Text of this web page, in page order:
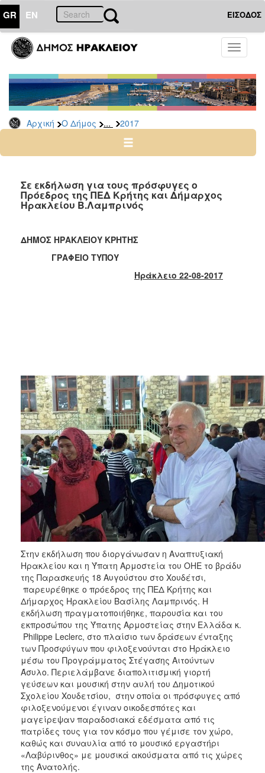
GR EN ΕΙΣΟΔΟΣ
Toggle
Αρχική Ο Δήμος ... 2017
ΔΗΜΟΣ
Δελτία
Τύπου
Αρχείο
2026
2024
2022
2021
2011
2010
2006
ΤΟΠΟΣ
ΠΟΛΙΤΙΣΜΟΣ
ΑΝΘΕΚΤΙΚΗ
Σε εκδήλωση για τους πρόσφυγες ο
Πρόεδρος της ΠΕΔ Κρήτης και Δήμαρχος
Ηρακλείου Β.Λαμπρινός
ΔΗΜΟΣ ΗΡΑΚΛΕΙΟΥ ΚΡΗΤΗΣ
ΓΡΑΦΕΙΟ ΤΥΠΟΥ
Ηράκλειο 22-08-2017
Στην εκδήλωση που διοργάνωσαν η Αναπτυξιακή
Ηρακλείου και η Ύπατη Αρμοστεία του ΟΗΕ το βράδυ
της Παρασκευής 18 Αυγούστου στο Χουδέτσι,
παρευρέθηκε ο πρόεδρος της ΠΕΔ Κρήτης και
Δήμαρχος Ηρακλείου Βασίλης Λαμπρινός. Η
εκδήλωση πραγματοποιήθηκε, παρουσία και του
εκπροσώπου της Ύπατης Αρμοστείας στην Ελλάδα κ.
Philippe Leclerc, στο πλαίσιο των δράσεων ένταξης
των Προσφύγων που φιλοξενούνται στο Ηράκλειο
μέσω του Προγράμματος Στέγασης Αιτούντων
Άσυλο. Περιελάμβανε διαπολιτισμική γιορτή
γεύσεων και μουσική στην αυλή του Δημοτικού
Σχολείου Χουδετσίου, στην οποία οι πρόσφυγες από
φιλοξενούμενοι έγιναν οικοδεσπότες και
μαγείρεψαν παραδοσιακά εδέσματα από τις
πατρίδες τους για τον κόσμο που γέμισε τον χώρο,
καθώς και συναυλία από το μουσικό εργαστήρι
«Λαβύρινθος» με μουσικά ακούσματα από τις χώρες
της Ανατολής.